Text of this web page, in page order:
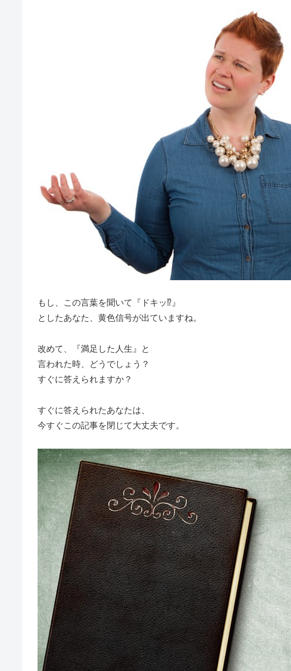
もし、この言葉を聞いて『ドキッ⁉︎』
としたあなた、黄色信号が出ていますね。
改めて、『満足した人生』と
言われた時、どうでしょう？
すぐに答えられますか？
すぐに答えられたあなたは、
今すぐこの記事を閉じて大丈夫です。